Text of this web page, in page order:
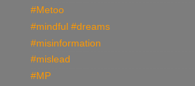
#Metoo
#mindful #dreams
#misinformation
#mislead
#MP